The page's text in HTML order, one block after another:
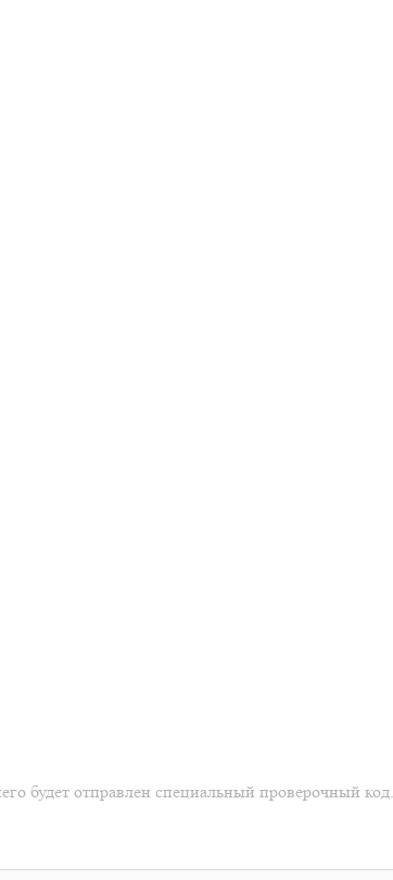
будет отправлен специальный проверочный